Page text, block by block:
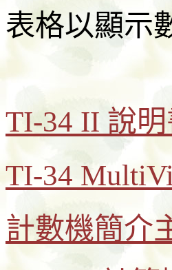
表格以顯示
TI-34 II 說
TI-34
計數機簡介